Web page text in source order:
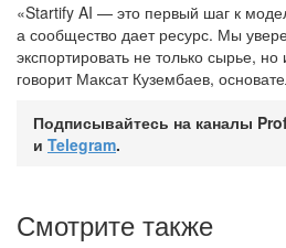
«Startify AI — это первый шаг к
а сообщество дает ресурс. Мы
экспортировать не только сырье,
говорит Максат Кузембаев,
Подписывайтесь на каналы
и Telegram.
Смотрите также